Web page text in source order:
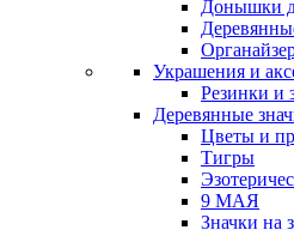
Донышки
Украшения и
Резинки и
Деревянные
Цветы и
Тигры
9 МАЯ
Значки на